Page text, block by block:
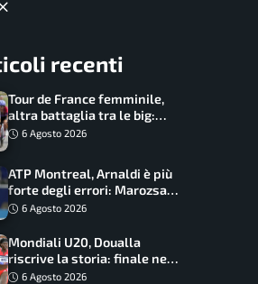
recenti
Tour de France femminile,
altra battaglia tra le big:
Longo Borghini sogna il
colpo
6 Agosto 2026
ATP Montreal, Arnaldi è più
forte degli errori: Marozsan
piegato dopo oltre due ore
6 Agosto 2026
Mondiali U20, Doualla
riscrive la storia: finale nei
100 metri dopo trent’anni
6 Agosto 2026